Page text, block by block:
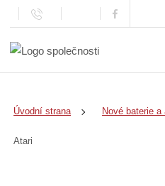
Úvodní strana Nové baterie a
Atari